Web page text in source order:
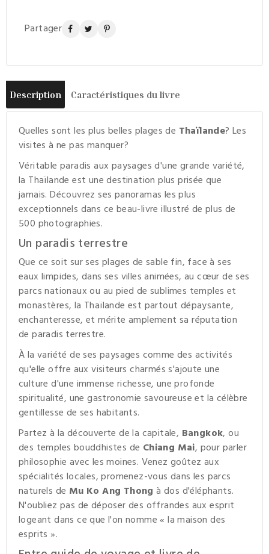
Partager
Description Caractéristiques du livre
Quelles sont les plus belles plages de Thaïlande? Les
visites à ne pas manquer?
Véritable paradis aux paysages d'une grande variété,
la Thaïlande est une destination plus prisée que
jamais. Découvrez ses panoramas les plus
exceptionnels dans ce beau-livre illustré de plus de
500 photographies.
Un paradis terrestre
Que ce soit sur ses plages de sable fin, face à ses
eaux limpides, dans ses villes animées, au cœur de ses
parcs nationaux ou au pied de sublimes temples et
monastères, la Thaïlande est partout dépaysante,
enchanteresse, et mérite amplement sa réputation
de paradis terrestre.
À la variété de ses paysages comme des activités
qu'elle offre aux visiteurs charmés s'ajoute une
culture d'une immense richesse, une profonde
spiritualité, une gastronomie savoureuse et la célèbre
gentillesse de ses habitants.
Partez à la découverte de la capitale, Bangkok, ou
des temples bouddhistes de Chiang Mai, pour parler
philosophie avec les moines. Venez goûtez aux
spécialités locales, promenez-vous dans les parcs
naturels de Mu Ko Ang Thong à dos d'éléphants.
N'oubliez pas de déposer des offrandes aux esprit
logeant dans ce que l'on nomme « la maison des
esprits ».